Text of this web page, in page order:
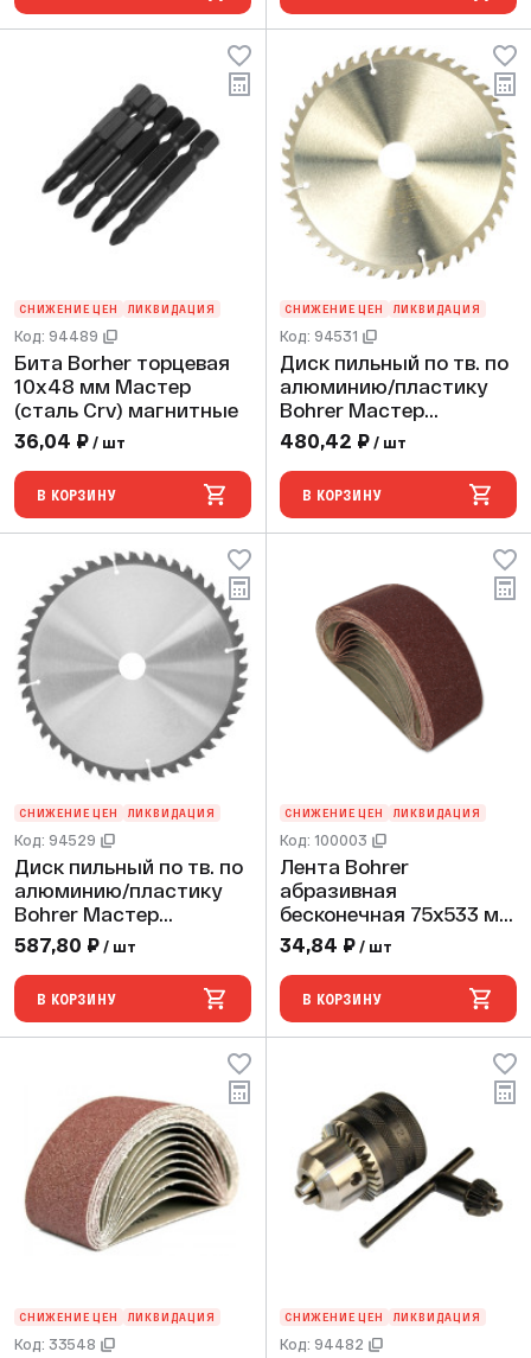
СНИЖЕНИЕ ЦЕН ЛИКВИДАЦИЯ
Код: 94489
Бита Borher торцевая
10х48 мм Мастер
(сталь Crv) магнитные
36,04 ₽ / шт
В КОРЗИНУ
СНИЖЕНИЕ ЦЕН ЛИКВИДАЦИЯ
Код: 94531
Диск пильный по тв. по
алюминию/пластику
Bohrer Мастер
190х30/20 мм 48Т
зубьев
480,42 ₽ / шт
В КОРЗИНУ
СНИЖЕНИЕ ЦЕН ЛИКВИДАЦИЯ
Код: 94529
Диск пильный по тв. по
алюминию/пластику
Bohrer Мастер
190х30/20 мм 64Т зуба
587,80 ₽ / шт
В КОРЗИНУ
СНИЖЕНИЕ ЦЕН ЛИКВИДАЦИЯ
Код: 100003
Лента Bohrer
абразивная
бесконечная 75х533 мм
Р80 (прокаленный
оксид алюминия)
(250/10)
34,84 ₽ / шт
В КОРЗИНУ
СНИЖЕНИЕ ЦЕН ЛИКВИДАЦИЯ
Код: 33548
СНИЖЕНИЕ ЦЕН ЛИКВИДАЦИЯ
Код: 94482